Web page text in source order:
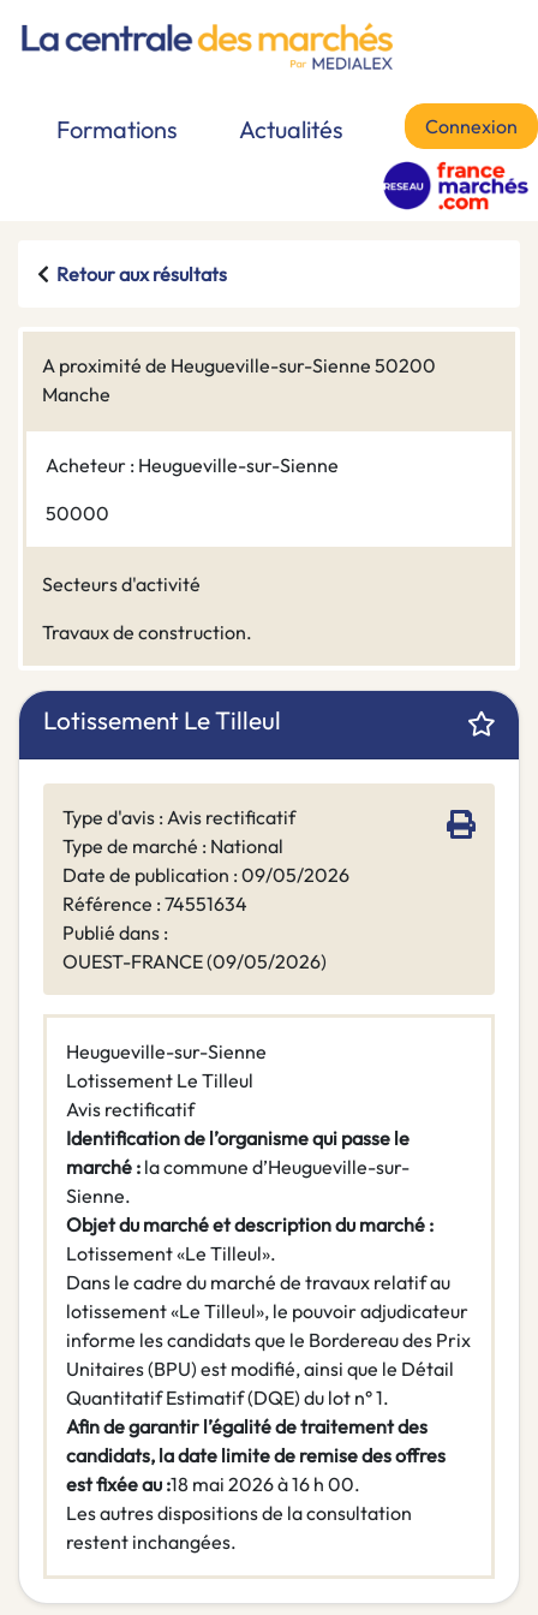
Formations Actualités Connexion
Retour aux résultats
A proximité de Heugueville-sur-Sienne 50200
Manche
Acheteur : Heugueville-sur-Sienne
50000
Secteurs d'activité
Travaux de construction.
Lotissement Le Tilleul
Type d'avis : Avis rectificatif
Type de marché : National
Date de publication : 09/05/2026
Référence : 74551634
Publié dans :
OUEST-FRANCE (09/05/2026)
Heugueville-sur-Sienne
Lotissement Le Tilleul
Avis rectificatif
Identification de l’organisme qui passe le
marché : la commune d’Heugueville-sur-
Sienne.
Objet du marché et description du marché :
Lotissement «Le Tilleul».
Dans le cadre du marché de travaux relatif au
lotissement «Le Tilleul», le pouvoir adjudicateur
informe les candidats que le Bordereau des Prix
Unitaires (BPU) est modifié, ainsi que le Détail
Quantitatif Estimatif (DQE) du lot n° 1.
Afin de garantir l’égalité de traitement des
candidats, la date limite de remise des offres
est fixée au :18 mai 2026 à 16 h 00.
Les autres dispositions de la consultation
restent inchangées.